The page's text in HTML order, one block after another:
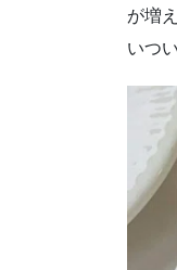
が増
いつ